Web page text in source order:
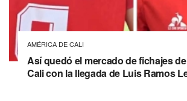
AMÉRICA DE CALI
Así quedó el mercado de fichajes
Cali con la llegada de Luis Ramos